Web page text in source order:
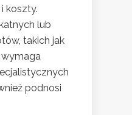
koszty.
lub
takich jak
wymaga
podnosi